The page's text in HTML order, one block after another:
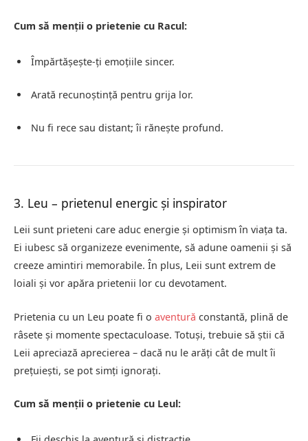
Cum să menții o prietenie cu Racul:
Împărtășește-ți emoțiile sincer.
Arată recunoștință pentru grija lor.
Nu fi rece sau distant; îi rănește profund.
3. Leu – prietenul energic și inspirator
Leii sunt prieteni care aduc energie și optimism în viața ta.
Ei iubesc să organizeze evenimente, să adune oamenii și să
creeze amintiri memorabile. În plus, Leii sunt extrem de
loiali și vor apăra prietenii lor cu devotament.
Prietenia cu un Leu poate fi o aventură constantă, plină de
râsete și momente spectaculoase. Totuși, trebuie să știi că
Leii apreciază aprecierea – dacă nu le arăți cât de mult îi
prețuiești, se pot simți ignorați.
Cum să menții o prietenie cu Leul: